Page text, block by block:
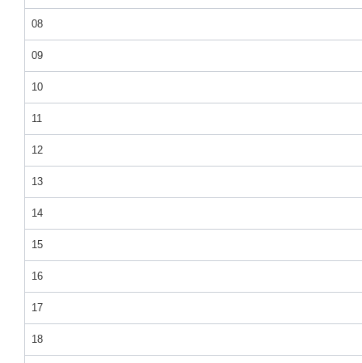
08
09
10
11
12
13
14
15
16
17
18